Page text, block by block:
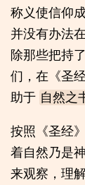
称义使信仰
并没有办法
除那些把持
们，在《圣
助于 自然之
按照《圣经
着自然乃是
来观察，理